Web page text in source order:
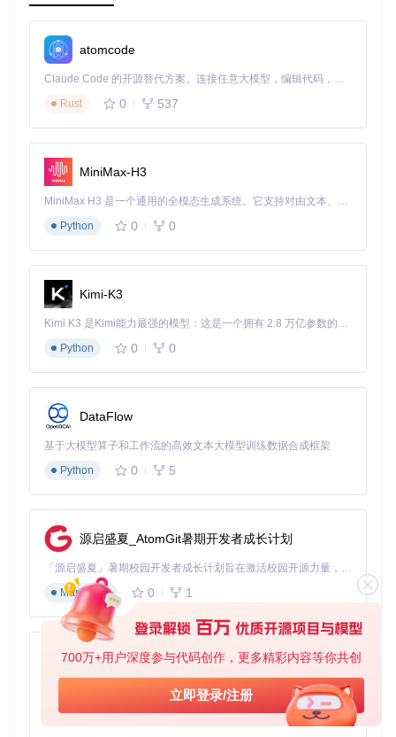
700万+用户深度参与代码创作，更多精彩内容等你共创
立即登录/注册
像素级截图处理：复古画面的现代呈现
用户痛点
：原生截图分辨率低，直接分享效果差；专业图像处
理软件操作复杂，普通玩家难以掌握。
持原始像素风格的同时提升4倍分辨率。元数据解析技术自动
提取游戏名称、平台信息，为截图添加结构化描述，便于管理
和搜索。
使用场景
：玩家张伟想分享《 Chrono Trigger》的经典场景截
图到社交媒体。通过pocket-sync的截图处理功能，原始240x1
60的低分辨率截图被智能放大到1600x1250像素，既保留了像
素艺术风格，又满足了现代显示设备的需求，获得了比以往多
3倍的社交互动量。
复古照片导出：Game Boy Camera的数字暗房
用户痛点：Game Boy Camera拍摄的照片导出流程复杂，且
技术实现：通过专用图像解码引擎解析GB Camera原始格
式，内置GB、GB Player、黑白等经典调色板算法。自定义调
色功能允许用户创建个性化色彩方案，实现"数字暗房"效果。
使用场景
组城市街景。通过pocket-sync的照片导出功能，她选择了"GB
Player"调色板，将原本单色的照片转换为经典的Game Boy色
调，并通过自定义滑块微调对比度，最终作品在复古游戏摄影
社区获得了编辑推荐。
实战应用指南
快速入门
：10分钟内完成pocket-sync的安装与首次使用
：
git clone https://gitcode.com/gh
_mirrors/po/pocket-sync
atomcode
Claude Code 的开源替代方案。连接任意大模型，编辑代码，运行命令，自动验证 — 全自动执行。用 Rust 构建，极致性能。 ｜ An open-source alternative to Claude Code. Connect any LLM, edit code, run commands, and verify changes — autonomously. Built in Rust for speed. Get Started
Rust
0 537
MiniMax-H3
MiniMax H3 是一个通用的全模态生成系统。它支持对由文本、图像、视频和音频组成的多模态上下文进行统一理解，并能生成分辨率高达 2K、时长可达 15 秒的带原生立体声音频的视频。得益于面向任务泛化的系统设计，H3 在预训练阶段就已具备广泛的多模态上下文理解与生成能力，能够出色地执行复杂的多模态指令。
Python
0 0
Kimi-K3
Kimi K3 是Kimi能力最强的模型：这是一个拥有 2.8 万亿参数的混合专家（MoE）模型，具备原生视觉理解能力，并支持 100 万 token 的上下文窗口。
Python
0 0
DataFlow
基于大模型算子和工作流的高效文本大模型训练数据合成框架
Python
0 5
源启盛夏_AtomGit暑期开发者成长计划
「源启盛夏」暑期校园开发者成长计划旨在激活校园开源力量，通过积分激励、认证扶持、资源倾斜等形式，引导高校组织和开发者完成「入驻 — 建项目 — 做贡献 — 获认证 — 得资源」的完整闭环。无论你是想带领社团入驻平台的组织者，还是希望用代码贡献证明自己的开发者，都能在这里找到属于你的成长路径。
Markdown
0 1
py-xiaozhi
基于Python的Xiaozhi AI，适用于想要完整Xiaozhi体验而无需拥有专用硬件的用户。
Python
0 1